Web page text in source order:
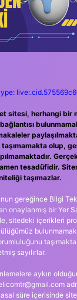
sitesi, herhangi bir
olup,
tesadüfidir.
taşımazlar.
gereğince Bilgi
onaylanmış bir Yer
sitedeki içerikleri
sayılırlar.
aykırı
süre içerisinde